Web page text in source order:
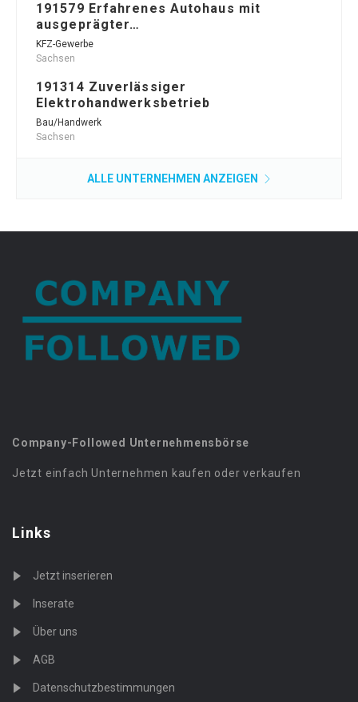
191579 Erfahrenes Autohaus mit
ausgeprägter…
KFZ-Gewerbe
Sachsen
191314 Zuverlässiger
Elektrohandwerksbetrieb
Bau/Handwerk
Sachsen
ALLE UNTERNEHMEN ANZEIGEN
Company-Followed Unternehmensbörse
Jetzt einfach Unternehmen kaufen oder verkaufen
Links
Jetzt inserieren
Inserate
Über uns
AGB
Datenschutzbestimmungen